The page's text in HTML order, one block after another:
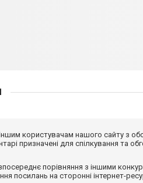
користувачам нашого сайту з
призначені для спілкування та
порівняння з іншими
посилань на сторонні інтернет-